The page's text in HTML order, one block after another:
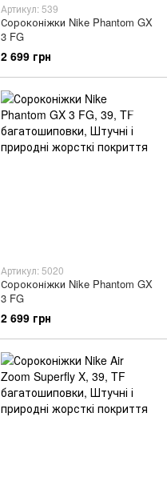
Артикул: 539
Сороконіжки Nike Phantom GX
3 FG
2 699 грн
Артикул: 5020
Сороконіжки Nike Phantom GX
3 FG
2 699 грн